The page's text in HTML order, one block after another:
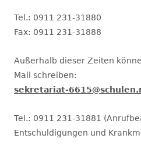
Tel.: 0911 231-31880
Fax: 0911 231-31888
Außerhalb dieser Zeiten
Mail schreiben:
sekretariat-
Tel.: 0911 231-31881
Entschuldigungen und